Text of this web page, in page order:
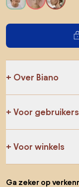
Over Biano
Voor gebruikers
Voor winkels
Ga zeker op